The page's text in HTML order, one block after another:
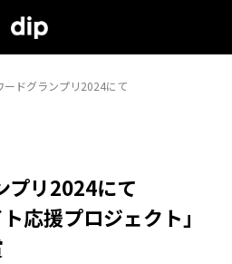
ードグランプリ2024にて
プリ2024にて
応援プロジェクト」